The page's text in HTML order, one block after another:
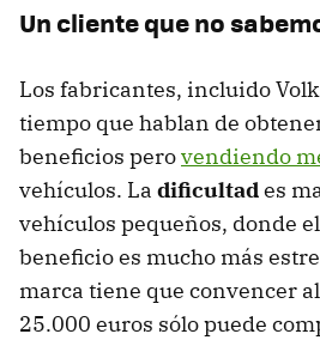
Un cliente que no
Los fabricantes, incluido
tiempo que hablan de
beneficios perovendiendo
vehículos. La dificultades
vehículos pequeños, donde
beneficio es mucho más
marca tiene que convencer
25.000 euros sólo puede